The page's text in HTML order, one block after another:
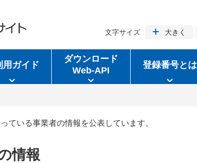
文字サイズ 大きく
用ガイド
ダウンロード
Web-API
登録番号とは
ている事業者の情報を公表しています。
情報